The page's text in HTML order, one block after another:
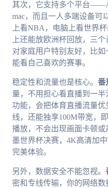
其次，它支持多个平台
mac，而且一人多端设备可
上看NBA，电脑上看世界
上还能放欧洲杯回放，三
对家庭用户特别友好，比
能看自己喜欢的赛事。
稳定性和流量也是核心。 番
量，不用担心看直播到一
功能，会把体育直播流量
线，还能独享100M带宽，
播放，不会出现画面卡顿或
墨世界杯决赛，4K高清加
完美体验。
另外，数据安全不能忽视。
密和专线传输，你的网络